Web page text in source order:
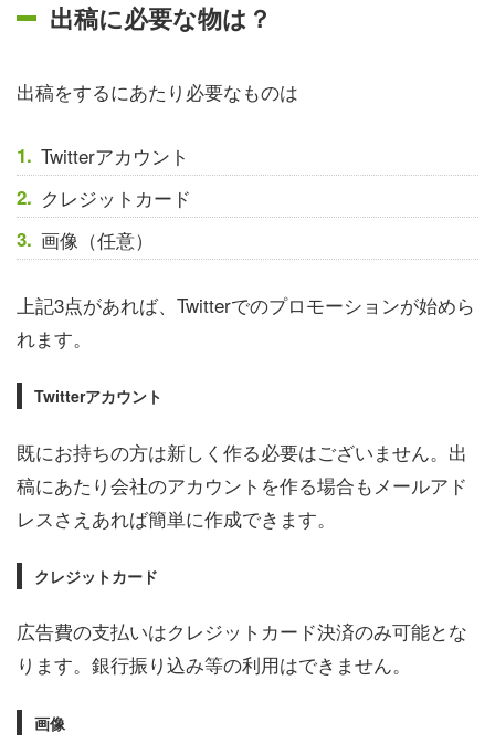
出稿に必要な物は？
出稿をするにあたり必要なものは
Twitterアカウント
クレジットカード
画像（任意）
上記3点があれば、Twitterでのプロモーションが始めら
れます。
Twitterアカウント
既にお持ちの方は新しく作る必要はございません。出
稿にあたり会社のアカウントを作る場合もメールアド
レスさえあれば簡単に作成できます。
クレジットカード
広告費の支払いはクレジットカード決済のみ可能とな
ります。銀行振り込み等の利用はできません。
画像